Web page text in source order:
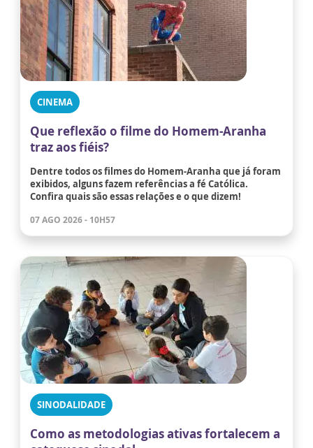
CINEMA
Que reflexão o filme do Homem-Aranha
traz aos fiéis?
Dentre todos os filmes do Homem-Aranha que já foram
exibidos, alguns fazem referências a fé Católica.
Confira quais são essas relações e o que dizem!
07 AGO 2026 - 10H57
SINODALIDADE
Como as metodologias ativas fortalecem a